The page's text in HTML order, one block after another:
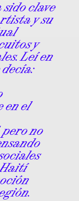
clave
y su
y
Leí en
en el
no